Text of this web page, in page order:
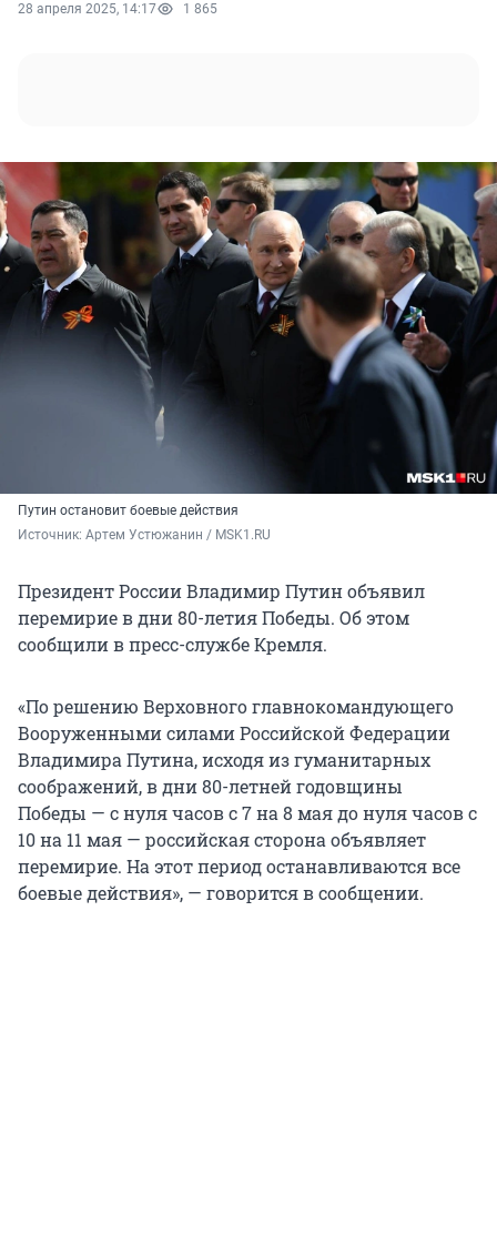
28 апреля 2025, 14:17 1 865
Путин остановит боевые действия
Источник: Артем Устюжанин / MSK1.RU
Президент России Владимир Путин объявил
перемирие в дни 80-летия Победы. Об этом
сообщили в пресс-службе Кремля.
«По решению Верховного главнокомандующего
Вооруженными силами Российской Федерации
Владимира Путина, исходя из гуманитарных
соображений, в дни 80-летней годовщины
Победы — с нуля часов с 7 на 8 мая до нуля часов с
10 на 11 мая — российская сторона объявляет
перемирие. На этот период останавливаются все
боевые действия», — говорится в сообщении.